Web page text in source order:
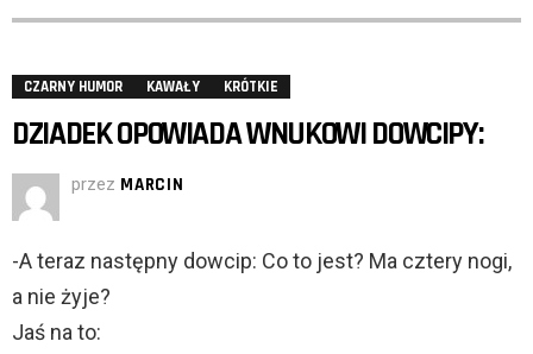
CZARNY HUMOR KAWAŁY KRÓTKIE
DZIADEK OPOWIADA WNUKOWI DOWCIPY:
przez MARCIN
-A teraz następny dowcip: Co to jest? Ma cztery nogi,
a nie żyje?
Jaś na to: